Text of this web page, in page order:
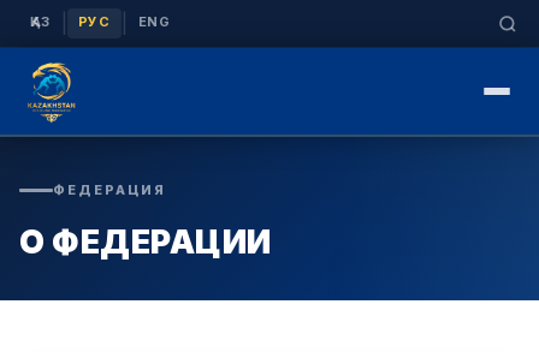
ҚАЗ РУС ENG
ФЕДЕРАЦИЯ
О ФЕДЕРАЦИИ